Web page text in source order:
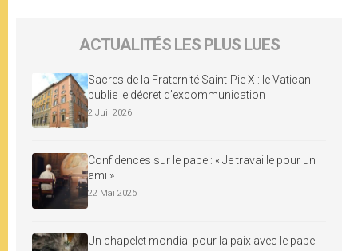
ACTUALITÉS LES PLUS LUES
Sacres de la Fraternité Saint-Pie X : le Vatican
publie le décret d’excommunication
2 Juil 2026
Confidences sur le pape : « Je travaille pour un
ami »
22 Mai 2026
Un chapelet mondial pour la paix avec le pape